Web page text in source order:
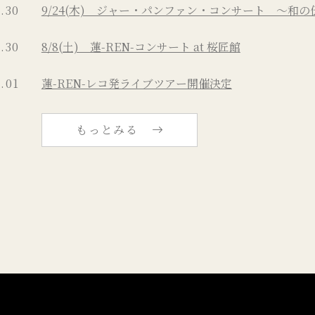
9/24(木) ジャー・パンファン・コンサート 〜和の
8/8(土) 蓮-REN-コンサート at 桜匠館
蓮-REN-レコ発ライブツアー開催決定
もっとみる